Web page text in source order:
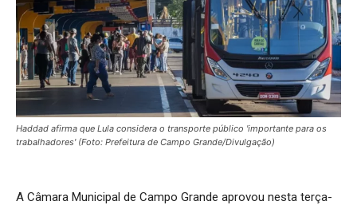
Haddad afirma que Lula considera o transporte público 'importante para os
trabalhadores' (Foto: Prefeitura de Campo Grande/Divulgação)
A Câmara Municipal de Campo Grande aprovou nesta terça-